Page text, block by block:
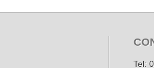
Tel: